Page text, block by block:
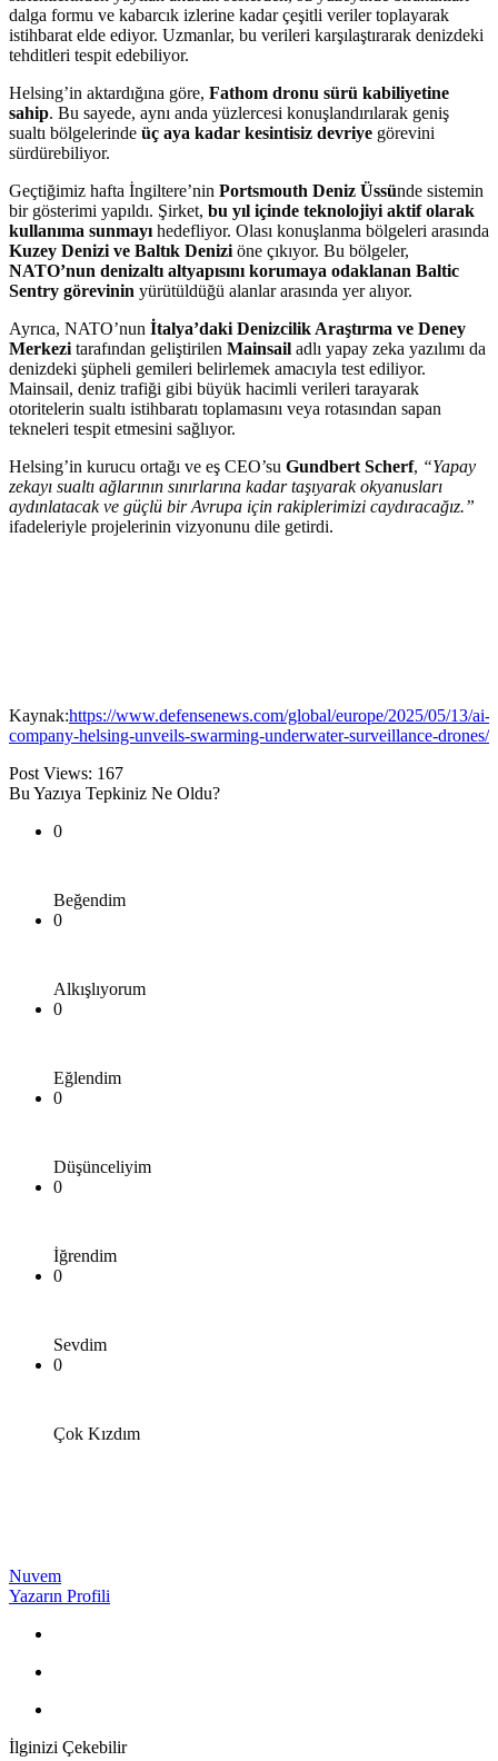
dalga formu ve kabarcık izlerine kadar çeşitli veriler toplayarak
istihbarat elde ediyor. Uzmanlar, bu verileri karşılaştırarak denizdeki
tehditleri tespit edebiliyor.
Helsing’in aktardığına göre, Fathom dronu sürü kabiliyetine
sahip. Bu sayede, aynı anda yüzlercesi konuşlandırılarak geniş
sualtı bölgelerinde üç aya kadar kesintisiz devriye görevini
sürdürebiliyor.
Geçtiğimiz hafta İngiltere’nin Portsmouth Deniz Üssünde sistemin
bir gösterimi yapıldı. Şirket, bu yıl içinde teknolojiyi aktif olarak
kullanıma sunmayı hedefliyor. Olası konuşlanma bölgeleri arasında
Kuzey Denizi ve Baltık Denizi öne çıkıyor. Bu bölgeler,
NATO’nun denizaltı altyapısını korumaya odaklanan Baltic
Sentry görevinin yürütüldüğü alanlar arasında yer alıyor.
Ayrıca, NATO’nun İtalya’daki Denizcilik Araştırma ve Deney
Merkezi tarafından geliştirilen Mainsail adlı yapay zeka yazılımı da
denizdeki şüpheli gemileri belirlemek amacıyla test ediliyor.
Mainsail, deniz trafiği gibi büyük hacimli verileri tarayarak
otoritelerin sualtı istihbaratı toplamasını veya rotasından sapan
tekneleri tespit etmesini sağlıyor.
Helsing’in kurucu ortağı ve eş CEO’su Gundbert Scherf, “Yapay
zekayı sualtı ağlarının sınırlarına kadar taşıyarak okyanusları
aydınlatacak ve güçlü bir Avrupa için rakiplerimizi caydıracağız.”
ifadeleriyle projelerinin vizyonunu dile getirdi.
Kaynak:https://www.defensenews.com/global/europe/2025/05/13/ai-
company-helsing-unveils-swarming-underwater-surveillance-drones/
Post Views: 167
Bu Yazıya Tepkiniz Ne Oldu?
0
Beğendim
0
Alkışlıyorum
0
Eğlendim
0
Düşünceliyim
0
İğrendim
0
Sevdim
0
Çok Kızdım
Nuvem
Yazarın Profili
İlginizi Çekebilir